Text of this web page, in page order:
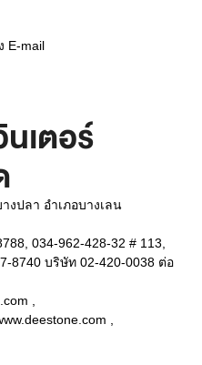
E-mail
เตอร์
งปลา อำเภอบางเลน
034-962-428-32 # 113,
8740 บริษัท 02-420-0038 ต่อ
,
,